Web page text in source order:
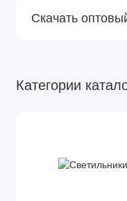
Скачать
Категории